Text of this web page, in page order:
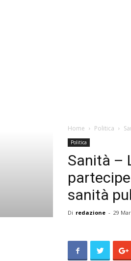
Home Politica
Politica
Sanità –
sanità
Di redazione - 29